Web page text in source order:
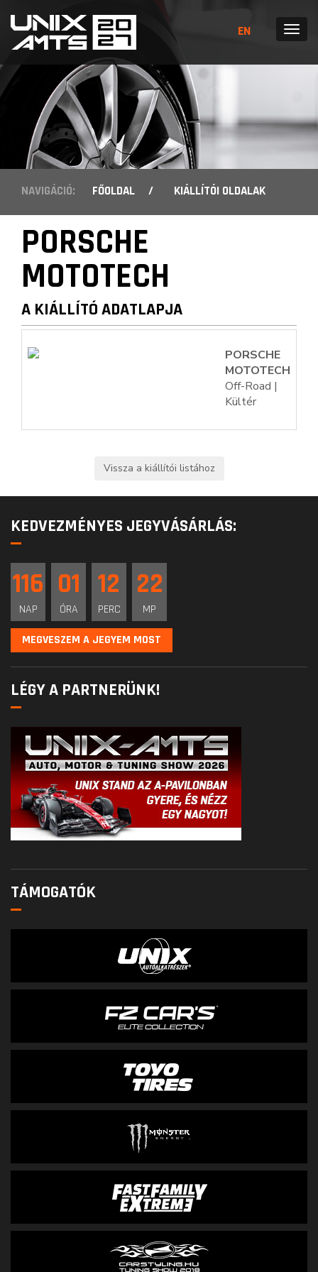
EN MENÜ
NAVIGÁCIÓ: FŐOLDAL / KIÁLLÍTÓI OLDALAK
PORSCHE
MOTOTECH
A KIÁLLÍTÓ ADATLAPJA
PORSCHE
MOTOTECH
Off-Road |
Kültér
KEDVEZMÉNYES JEGYVÁSÁRLÁS:
116
NAP
01
ÓRA
12
PERC
21
MP
MEGVESZEM A JEGYEM MOST
LÉGY A PARTNERÜNK!
TÁMOGATÓK